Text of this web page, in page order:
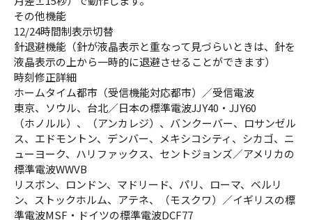
その他機能
12/24時間制表示切替
針退避機能（針が液晶表示と重なって見づらいときは、針を
液晶表示の上から一時的に退避させることができます）
時刻修正詳細
ホームタイム都市（受信機能対応都市）／受信電波
東京、ソウル、台北／日本の標準電波JJY40・JJY60
（ホノルル）、（アンカレジ）、バンクーバー、ロサンゼル
ス、エドモントン、デンバー、メキシコシティ、シカゴ、ニ
ューヨーク、ハリファックス、セントジョンズ／アメリカの
標準電波WWVB
リスボン、ロンドン、マドリード、パリ、ローマ、ベルリ
ン、ストックホルム、アテネ、（モスクワ）／イギリスの標
準電波MSF・ドイツの標準電波DCF77